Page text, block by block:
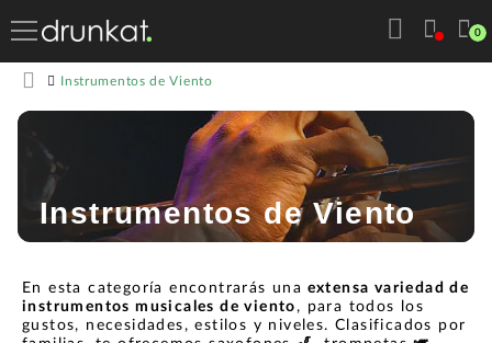
0
Instrumentos de Viento
Instrumentos de Viento
En esta categoría encontrarás una extensa variedad de
instrumentos musicales de viento, para todos los
gustos, necesidades, estilos y niveles. Clasificados por